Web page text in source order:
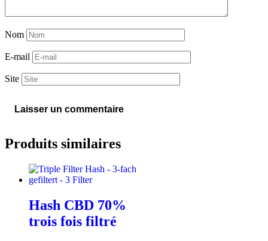
Nom
E-mail
Site
Produits similaires
Hash CBD 70%
trois fois filtré